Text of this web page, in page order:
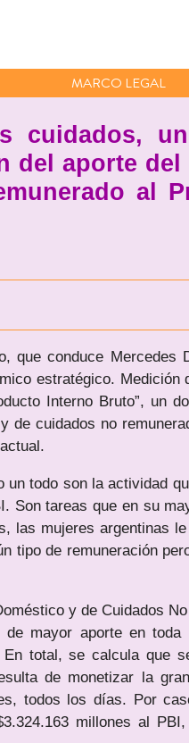
MARCO LEGAL
cuidados,
del aporte del
al
que conduce Mercedes
estratégico. Medición
Interno Bruto”, un
de cuidados no
un todo son la actividad
Son tareas que en su
las mujeres argentinas
tipo de remuneración
y de Cuidados
mayor aporte en toda
total, se calcula que
de monetizar la
todos los días. Por
millones al